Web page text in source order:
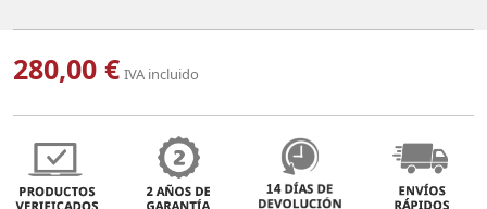
280,00 € IVA incluido